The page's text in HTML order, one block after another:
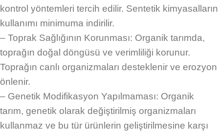
kontrol yöntemleri tercih edilir. Sentetik kimyasalların
kullanımı minimuma indirilir.
– Toprak Sağlığının Korunması: Organik tarımda,
toprağın doğal döngüsü ve verimliliği korunur.
Toprağın canlı organizmaları desteklenir ve erozyon
önlenir.
– Genetik Modifikasyon Yapılmaması: Organik
tarım, genetik olarak değiştirilmiş organizmaları
kullanmaz ve bu tür ürünlerin geliştirilmesine karşı